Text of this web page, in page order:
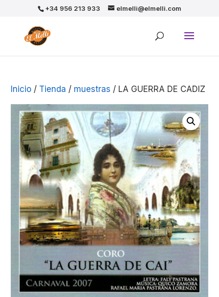
+34 956 213 933 elmelli@elmelli.com
Inicio / Tienda / muestras / LA GUERRA DE CADIZ